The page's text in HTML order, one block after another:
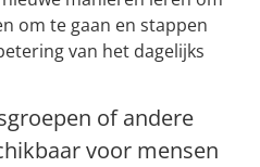
om te gaan en stappen
van het dagelijks
of andere
voor mensen